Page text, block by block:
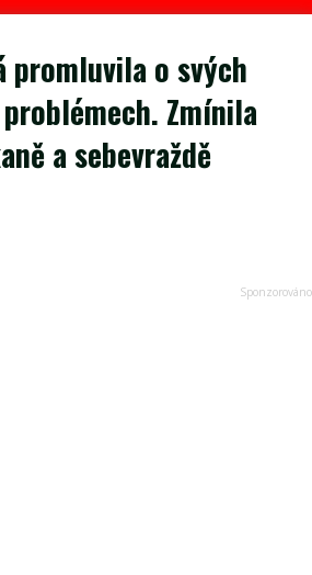
promluvila o svých
Zmínila
a sebevraždě